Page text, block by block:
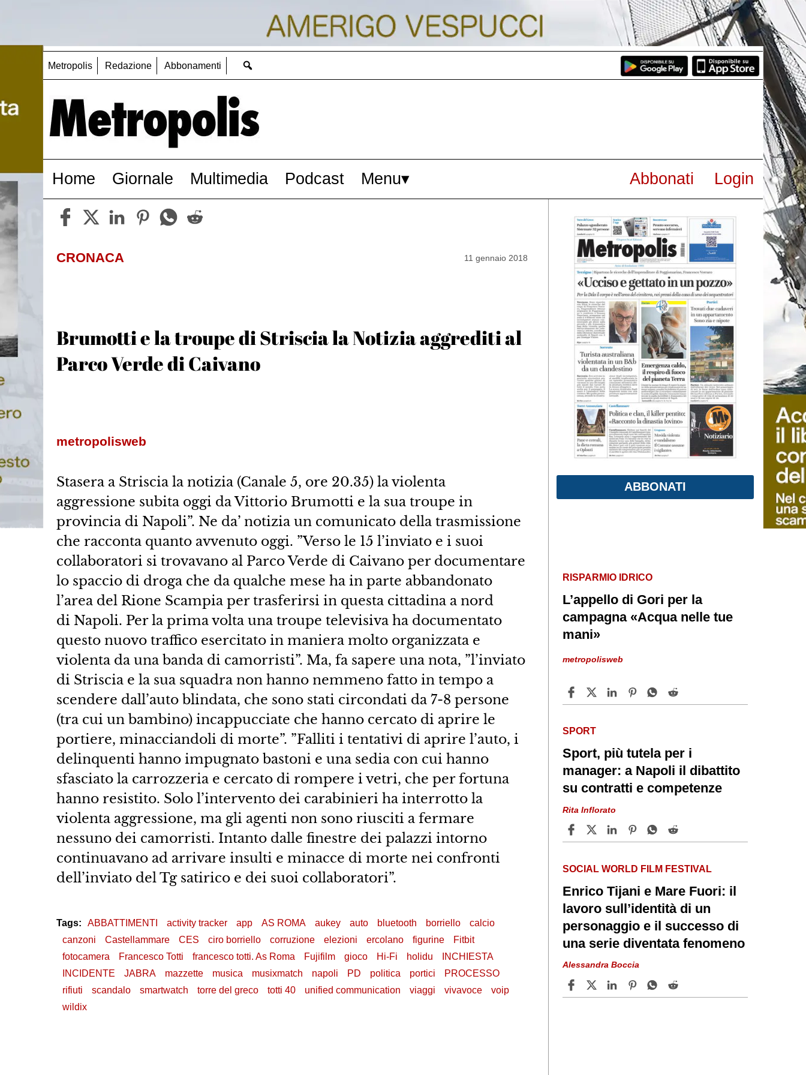
Metropolis Redazione Abbonamenti
Home Giornale Multimedia Podcast Menu Abbonati Login
CRONACA 11 gennaio 2018
Brumotti e la troupe di Striscia la Notizia aggrediti al
Parco Verde di Caivano
metropolisweb
Stasera a Striscia la notizia (Canale 5, ore 20.35) la violenta
aggressione subita oggi da Vittorio Brumotti e la sua troupe in
provincia di Napoli”. Ne da’ notizia un comunicato della trasmissione
che racconta quanto avvenuto oggi. ”Verso le 15 l’inviato e i suoi
collaboratori si trovavano al Parco Verde di Caivano per documentare
lo spaccio di droga che da qualche mese ha in parte abbandonato
l’area del Rione Scampia per trasferirsi in questa cittadina a nord
di Napoli. Per la prima volta una troupe televisiva ha documentato
questo nuovo traffico esercitato in maniera molto organizzata e
violenta da una banda di camorristi”. Ma, fa sapere una nota, ”l’inviato
di Striscia e la sua squadra non hanno nemmeno fatto in tempo a
scendere dall’auto blindata, che sono stati circondati da 7-8 persone
(tra cui un bambino) incappucciate che hanno cercato di aprire le
portiere, minacciandoli di morte”. ”Falliti i tentativi di aprire l’auto, i
delinquenti hanno impugnato bastoni e una sedia con cui hanno
sfasciato la carrozzeria e cercato di rompere i vetri, che per fortuna
hanno resistito. Solo l’intervento dei carabinieri ha interrotto la
violenta aggressione, ma gli agenti non sono riusciti a fermare
nessuno dei camorristi. Intanto dalle finestre dei palazzi intorno
continuavano ad arrivare insulti e minacce di morte nei confronti
dell’inviato del Tg satirico e dei suoi collaboratori”.
Tags: ABBATTIMENTI activity tracker app AS ROMA aukey auto bluetooth borriello
calcio
canzoni
Castellammare CES ciro borriello corruzione elezioni ercolano figurine
Fitbit
fotocamera
Francesco Totti francesco totti. As Roma Fujifilm gioco Hi-Fi holidu
INCHIESTA
INCIDENTE
JABRA mazzette musica musixmatch napoli PD politica portici
PROCESSO
rifiuti
scandalo smartwatch torre del greco totti 40 unified communication viaggi vivavoce
voip
wildix
ABBONATI
RISPARMIO IDRICO
L’appello di Gori per la
campagna «Acqua nelle tue
mani»
metropolisweb
SPORT
Sport, più tutela per i
manager: a Napoli il dibattito
su contratti e competenze
Rita Inflorato
SOCIAL WORLD FILM FESTIVAL
Enrico Tijani e Mare Fuori: il
lavoro sull’identità di un
personaggio e il successo di
una serie diventata fenomeno
Alessandra Boccia